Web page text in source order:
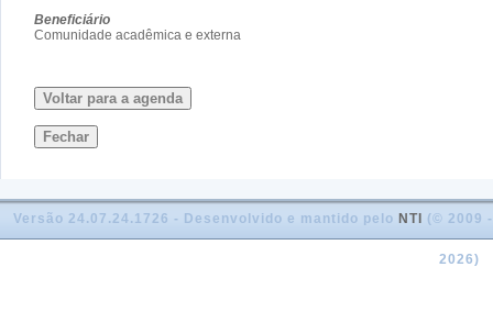
Beneficiário
Comunidade acadêmica e externa
Voltar para a agenda
Fechar
Versão 24.07.24.1726 - Desenvolvido e mantido pelo NTI (© 2009 -
2026)